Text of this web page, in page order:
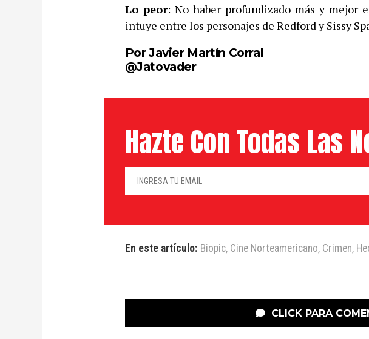
Lo peor: No haber profundizado más y mejor
intuye entre los personajes de Redford y Sissy
Por Javier Martín Corral
@Jatovader
Hazte Con Todas Las
En este artículo: Biopic, Cine Norteamericano, Crimen,
CLICK PARA